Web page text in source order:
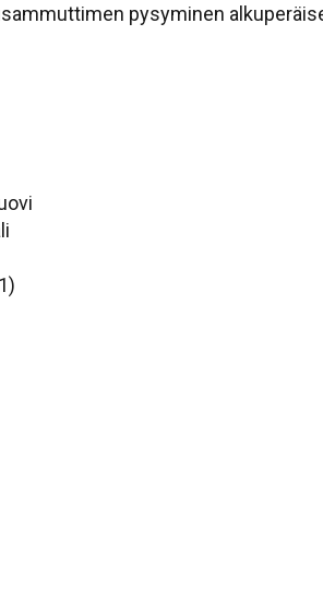
pysyminen